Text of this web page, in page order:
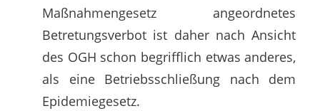
Maßnahmengesetz angeordnetes
Betretungsverbot ist daher nach Ansicht
des OGH schon begrifflich etwas anderes,
als eine Betriebsschließung nach dem
Epidemiegesetz.